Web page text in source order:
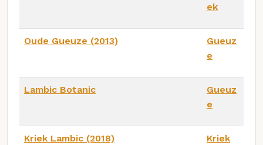
ek
Oude Gueuze (2013)
Gueuz
e
Lambic Botanic
Gueuz
e
Kriek Lambic (2018) Kriek